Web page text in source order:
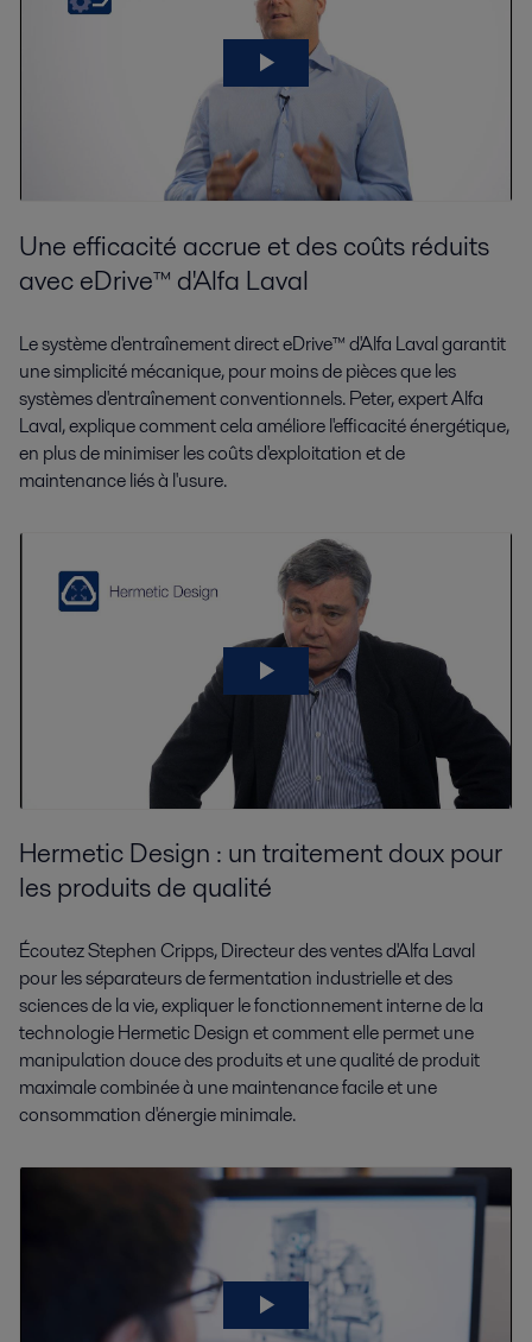
Une efficacité accrue et des coûts réduits
avec eDrive™ d'Alfa Laval
Le système d'entraînement direct eDrive™ d'Alfa Laval garantit
une simplicité mécanique, pour moins de pièces que les
systèmes d'entraînement conventionnels. Peter, expert Alfa
Laval, explique comment cela améliore l'efficacité énergétique,
en plus de minimiser les coûts d'exploitation et de
maintenance liés à l'usure.
Hermetic Design : un traitement doux pour
les produits de qualité
Écoutez Stephen Cripps, Directeur des ventes d'Alfa Laval
pour les séparateurs de fermentation industrielle et des
sciences de la vie, expliquer le fonctionnement interne de la
technologie Hermetic Design et comment elle permet une
manipulation douce des produits et une qualité de produit
maximale combinée à une maintenance facile et une
consommation d'énergie minimale.